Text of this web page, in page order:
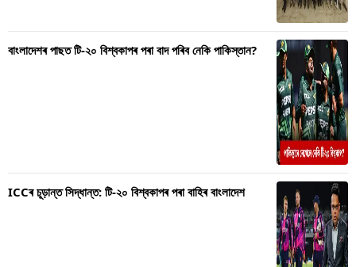
বাংলাদেশৰ পাছত টি-২০ বিশ্বকাপৰ পৰা বাদ পৰিব নেকি পাকিস্তান?
ICCৰ চূড়ান্ত সিদ্ধান্ত: টি-২০ বিশ্বকাপৰ পৰা বাহিৰ বাংলাদেশ